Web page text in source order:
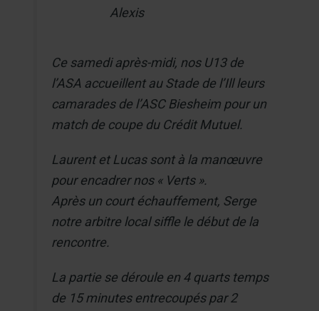
Alexis
Ce samedi après-midi, nos U13 de
l’ASA accueillent au Stade de l’Ill leurs
camarades de l’ASC Biesheim pour un
match de coupe du Crédit Mutuel.
Laurent et Lucas sont à la manœuvre
pour encadrer nos « Verts ».
Après un court échauffement, Serge
notre arbitre local siffle le début de la
rencontre.
La partie se déroule en 4 quarts temps
de 15 minutes entrecoupés par 2